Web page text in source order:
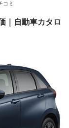
コミ
｜自動車カタロ